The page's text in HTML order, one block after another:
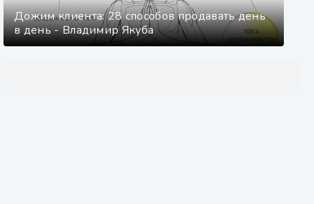
Дожим клиента: 28 способов продавать день
в день - Владимир Якуба